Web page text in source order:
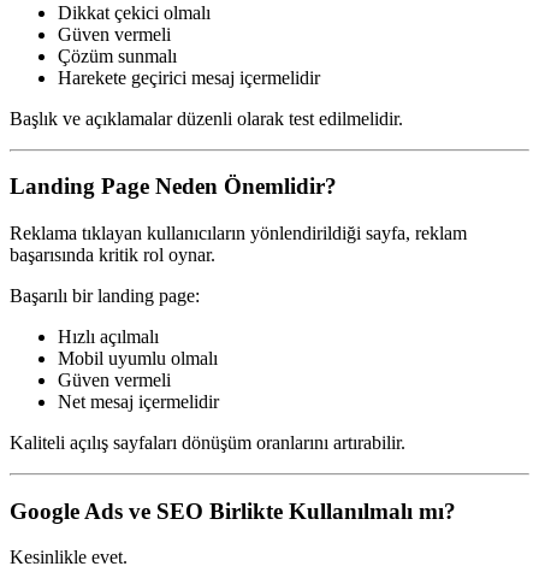
Dikkat çekici olmalı
Güven vermeli
Çözüm sunmalı
Harekete geçirici mesaj içermelidir
Başlık ve açıklamalar düzenli olarak test edilmelidir.
Landing Page Neden Önemlidir?
Reklama tıklayan kullanıcıların yönlendirildiği sayfa, reklam
başarısında kritik rol oynar.
Başarılı bir landing page:
Hızlı açılmalı
Mobil uyumlu olmalı
Güven vermeli
Net mesaj içermelidir
Kaliteli açılış sayfaları dönüşüm oranlarını artırabilir.
Google Ads ve SEO Birlikte Kullanılmalı mı?
Kesinlikle evet.